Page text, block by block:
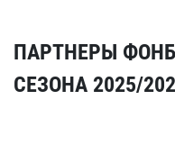
ПАРТНЕРЫ
СЕЗОНА 2025/